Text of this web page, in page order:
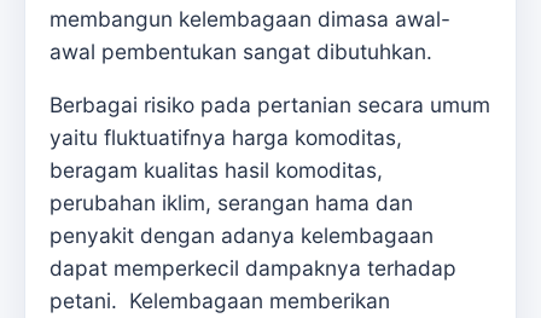
membangun kelembagaan dimasa awal-
awal pembentukan sangat dibutuhkan.
Berbagai risiko pada pertanian secara umum
yaitu fluktuatifnya harga komoditas,
beragam kualitas hasil komoditas,
perubahan iklim, serangan hama dan
penyakit dengan adanya kelembagaan
dapat memperkecil dampaknya terhadap
petani. Kelembagaan memberikan